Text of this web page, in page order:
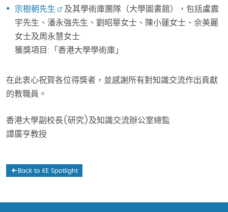
宗樹朝先生
及其學術庫團隊（大學圖書館），包括盧震
宇先生、潘永強先生、劉昭華女士、陳小蓮女士、佘美麗
女士及周永慧女士
獲獎項目:「香港大學學術庫」
在此衷心祝賀各位得獎者，並感謝所有對知識交流作出貢獻
的教職員。
香港大學副校長(研究)及知識交流辦公室總監
譚廣亨教授
Back to KE Spotlight